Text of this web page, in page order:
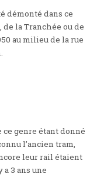
démonté dans ce
de la Tranchée ou de
au milieu de la rue
ce genre étant donné
l’ancien tram,
leur rail étaient
a 3 ans une